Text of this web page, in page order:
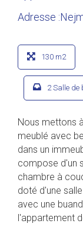
Adresse
130 m2
2 Salle de
Nous mettons
meublé avec
dans un
compose d'un
chambre à
doté d'une
avec une
l'appartement